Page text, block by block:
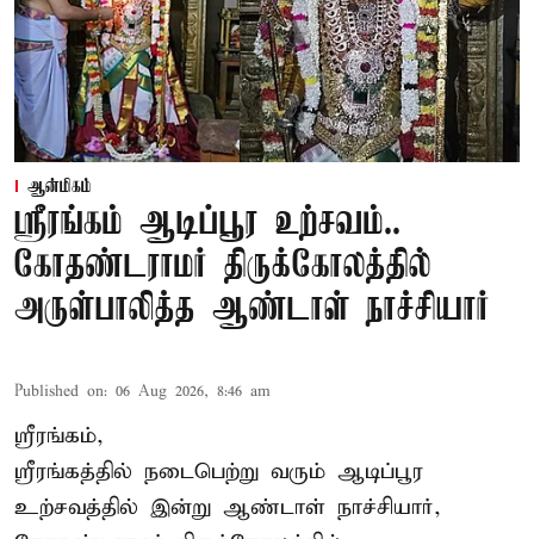
ஆன்மிகம்
ஸ்ரீரங்கம் ஆடிப்பூர உற்சவம்..
கோதண்டராமர் திருக்கோலத்தில்
அருள்பாலித்த ஆண்டாள் நாச்சியார்
Published on: 06 Aug 2026, 8:46 am
ஸ்ரீரங்கம்,
ஸ்ரீரங்கத்தில் நடைபெற்று வரும் ஆடிப்பூர
உற்சவத்தில் இன்று ஆண்டாள் நாச்சியார்,